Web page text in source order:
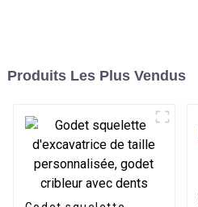
Produits Les Plus Vendus